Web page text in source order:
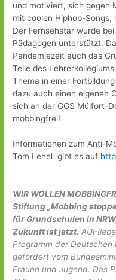
und motiviert, sich gegen
mit coolen Hiphop-Songs,
Der Fernsehstar wurde
Pädagogen unterstützt.
Pandemiezeit auch das
Teile des
Thema in einer
dazu auch einen eigenen
sich an der GGS Mülfort-
mobbingfrei!
Informationen zum Anti-
Tom Lehel gibt es auf
WIR WOLLEN
Stiftung „Mobbing
für Grundschulen in
Zukunft ist jetzt.
Programm der
gefördert vom
Frauen und Jugend. Das